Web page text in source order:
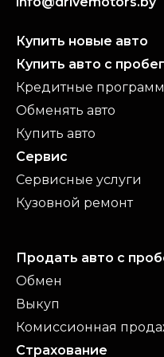
Купить новые авто
Купить авто с
Кредитные
Обменять авто
Купить авто
Сервис
Сервисные услуги
Кузовной ремонт
Продать авто с
Обмен
Выкуп
Комиссионная
Страхование